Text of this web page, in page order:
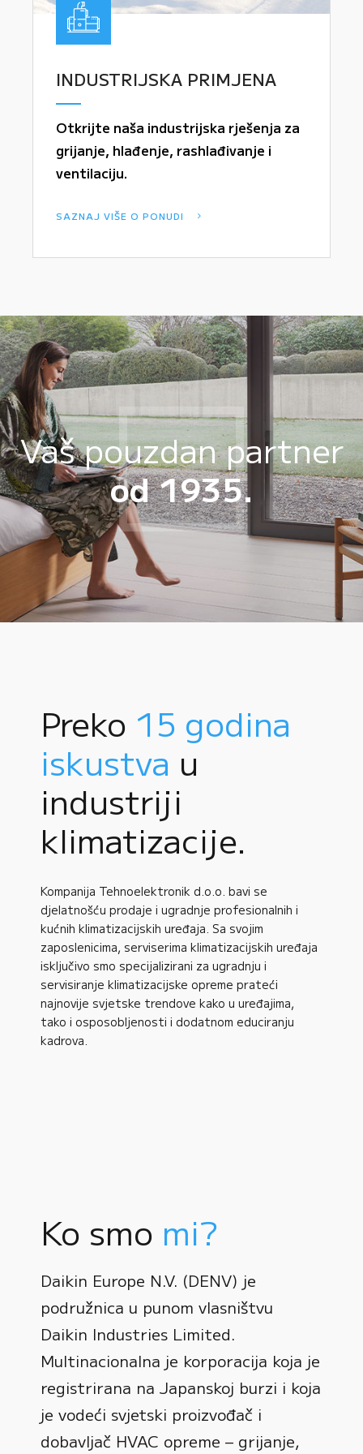
INDUSTRIJSKA PRIMJENA
Otkrijte naša industrijska rješenja za
grijanje, hlađenje, rashlađivanje i
ventilaciju.
SAZNAJ VIŠE O PONUDI
Vaš pouzdan partner
od 1935.
Preko 15 godina
iskustva u
industriji
klimatizacije.
Kompanija Tehnoelektronik d.o.o. bavi se
djelatnošću prodaje i ugradnje profesionalnih i
kućnih klimatizacijskih uređaja. Sa svojim
zaposlenicima, serviserima klimatizacijskih uređaja
isključivo smo specijalizirani za ugradnju i
servisiranje klimatizacijske opreme prateći
najnovije svjetske trendove kako u uređajima,
tako i osposobljenosti i dodatnom educiranju
kadrova.
Ko smo mi?
Daikin Europe N.V. (DENV) je
podružnica u punom vlasništvu
Daikin Industries Limited.
Multinacionalna je korporacija koja je
registrirana na Japanskoj burzi i koja
je vodeći svjetski proizvođač i
dobavljač HVAC opreme – grijanje,
0